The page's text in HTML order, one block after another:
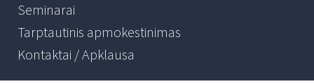
Seminarai
Tarptautinis apmokestinimas
Kontaktai / Apklausa